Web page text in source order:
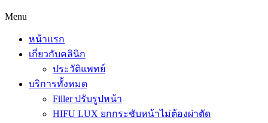
Menu
หน้าแรก
เกี่ยวกับคลินิก
ประวัติแพทย์
บริการทั้งหมด
Filler ปรับรูปหน้า
HIFU LUX ยกกระชับหน้าไม่ต้องผ่าตัด